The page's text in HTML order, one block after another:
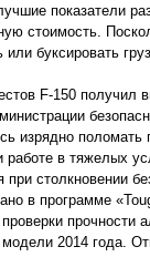
показатели
стоимость.
или буксировать
F-150 получил
изрядно поломать
работе в тяжелых
при столкновении
в программе
прочности
модели 2014 года.